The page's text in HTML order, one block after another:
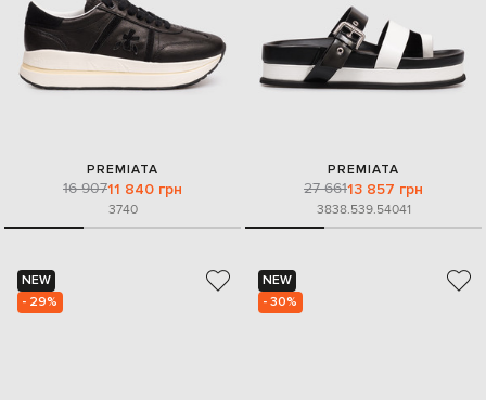
PREMIATA
16 90711 840 грн
3740
PREMIATA
27 66113 857 грн
3838.539.54041
NEW
- 29%
NEW
- 30%